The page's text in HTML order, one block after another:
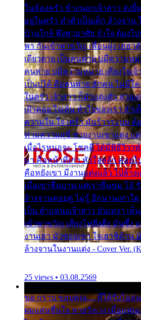
ในห้องครัว ข้างนอกเจ้าสาว ส่งยิ้
อยู่ในครัว ทำตัวเป็นเด็ก ล้างจาน
บ้านใกล้ พึ่งพาอาศัย จำใจ ต้องไป
พา กันเข้าพาขวัญ เพื่อนฝูง เฮฮา
เดียวดาย เป็นคนพ่าย บ่มีความหม
คนพ่าย บ่มีความหมาย เคียงใจเจ้
เป็นบ่ได้ คือคนพ่าย ฮักคน ไม่มีใ
ในครัว เจ้าสาว ก็มัวแต่งตัว สวยเ
เฝ้าคอย ใจเต้น หัวใจของเรา ลำ
ความใน ใจ เศร้า มันร้าวระบม
ท่ามความสุขี ช่วยงานเขาแต่ง แ
เมื่อไรหนอจะ โชคดี ได้มีพิธีวิวา
มา คือหน้าที่เก่า หัวใจหล้า คอย
คือหยังเขา มีงานแต่งแล้ว ไปล้า
เมื่อเขาชื่นบาน แต่เราขื่นขม โอ้
ล้างจานคอยคู่ ไม่รู้ อีกนานเท่าใ
เป็น ตำแหน่งเจ้าสาว มันเหงา เ
เข้าพาขวัญ เสียงโห่ตึงตึง มันซึ้ง
งานเฮา มัวซอยเขา ใจเฮาซิด้า
ล้างจานในงานแต่ง - Cover Ver.
25 views • 03.08.2569
ขอ กราบ ขอบคุณ.... ที่ได้รับไออุ่
ผมแสนชื่นใจ หายวังเวง เมื่อแฟน